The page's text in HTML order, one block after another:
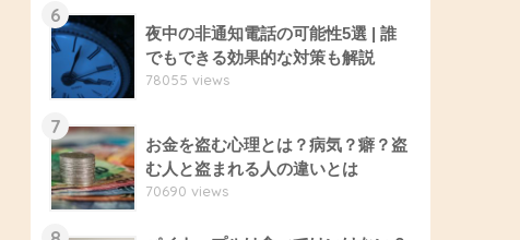
6
夜中の非通知電話の可能性5選 | 誰
でもできる効果的な対策も解説
78055 views
7
お金を盗む心理とは？病気？癖？盗
む人と盗まれる人の違いとは
70690 views